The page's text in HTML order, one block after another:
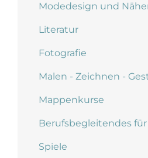
Modedesign und
Literatur
Fotografie
Malen - Zeichnen -
Mappenkurse
Berufsbegleitendes
Spiele